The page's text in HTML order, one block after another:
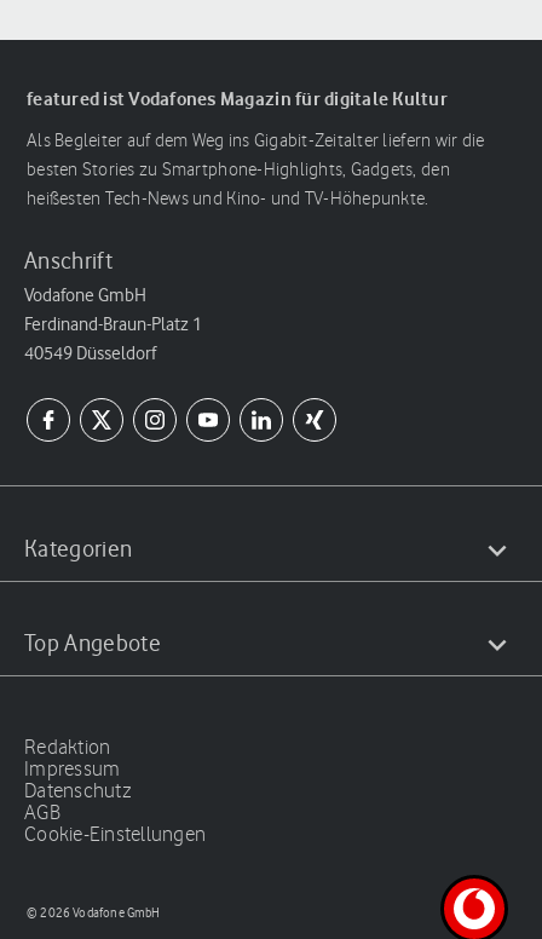
featured ist Vodafones Magazin für digitale Kultur
Als Begleiter auf dem Weg ins Gigabit-Zeitalter liefern wir die
besten Stories zu Smartphone-Highlights, Gadgets, den
heißesten Tech-News und Kino- und TV-Höhepunkte.
Anschrift
Vodafone GmbH
Ferdinand-Braun-Platz 1
40549 Düsseldorf
Kategorien
Top Angebote
Redaktion
Impressum
Datenschutz
AGB
Cookie-Einstellungen
© 2026 Vodafone GmbH